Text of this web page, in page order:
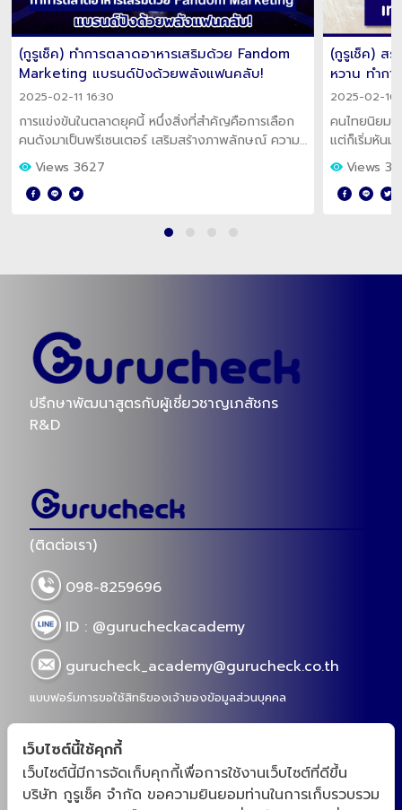
(กูรูเช็ค) ทำการตลาดอาหารเสริมด้วย Fandom
Marketing แบรนด์ปังด้วยพลังแฟนคลับ!
2025-02-11 16:30
การแข่งขันในตลาดยุคนี้ หนึ่งสิ่งที่สำคัญคือการเลือก
คนดังมาเป็นพรีเซนเตอร์ เสริมสร้างภาพลักษณ์ ความ
มั่นใจให้กับแบรนด์อาหารเสริม ช่วยให้เป็นที่รู้จักมากขึ้น
Views 3627
(กูรูเช็ค) ส
หวาน ทำกา
2025-02-10
คนไทยนิยมท
แต่ก็เริ่มหันม
เสริมที่มีรสช
Views
ปรึกษาพัฒนาสูตรกับผู้เชี่ยวชาญเภสัชกร
R&D
(ติดต่อเรา)
098-8259696
ID : @gurucheckacademy
gurucheck_academy@gurucheck.co.th
แบบฟอร์มการขอใช้สิทธิของเจ้าของข้อมูลส่วนบุคคล
“กูรูเช็คสร้างชุมชนสำหรับเจ้าของเเบรนด์ และโรงงาน
OEM จากความต้องการจริงของตลาดอาหารเสริม สกิน
เว็บไซต์นี้ใช้คุกกี้
เว็บไซต์นี้มีการจัดเก็บคุกกี้เพื่อการใช้งานเว็บไซต์ที่ดีขึ้น
บริษัท กูรูเช็ค จำกัด ขอความยินยอมท่านในการเก็บรวบรวม